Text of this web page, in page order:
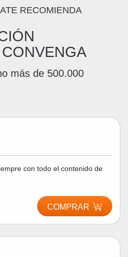
RECOMIENDA
más de 500.000
con todo el contenido de
COMPRAR